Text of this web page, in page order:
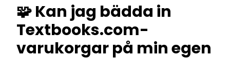
🧩 Kan jag bädda in
Textbooks.com-
varukorgar på min egen